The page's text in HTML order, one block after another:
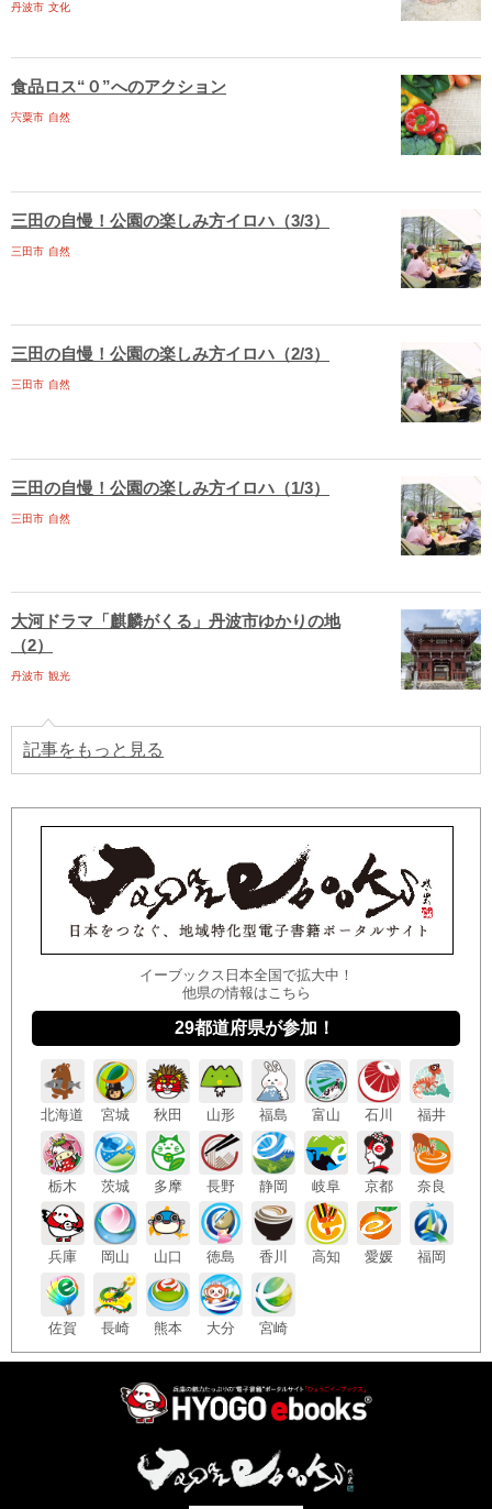
丹波市 文化
食品ロス“０”へのアクション
宍粟市 自然
三田の自慢！公園の楽しみ方イロハ（3/3）
三田市 自然
三田の自慢！公園の楽しみ方イロハ（2/3）
三田市 自然
三田の自慢！公園の楽しみ方イロハ（1/3）
三田市 自然
大河ドラマ「麒麟がくる」丹波市ゆかりの地
（2）
丹波市 観光
記事をもっと見る
イーブックス日本全国で拡大中！
他県の情報はこちら
29都道府県が参加！
北海道 宮城 秋田 山形 福島 富山 石川 福井
栃木 茨城 多摩 長野 静岡 岐阜 京都 奈良
兵庫 岡山 山口 徳島 香川 高知 愛媛 福岡
佐賀 長崎 熊本 大分 宮崎